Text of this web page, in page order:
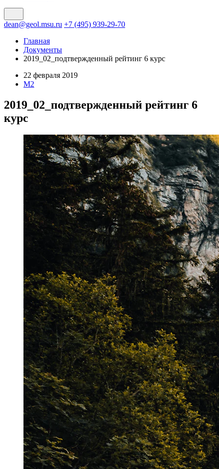
dean@geol.msu.ru +7 (495) 939-29-70
Главная
Документы
2019_02_подтвержденный рейтинг 6 курс
22 февраля 2019
M2
2019_02_подтвержденный рейтинг 6
курс